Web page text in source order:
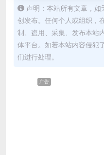
声明：本站所有文章，
创发布。任何个人或组织，
制、盗用、采集、发布本站
体平台。如若本站内容侵犯
们进行处理。
广告